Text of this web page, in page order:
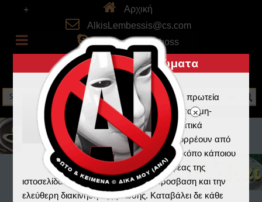
Αρχική
AlkisLembessis@cs.com
skype: alkistheboss
+
Πνευματικά Δικαιώματα
Η Ελλάδα κατέχει τα πρωτεία
στην λογοκλοπή και τον μη-
σεβασμό στα πνευματικά
δικαιώματα που απορρέουν από
την εργασία και τον κόπο κάποιου
άλλου. Ο συγγραφέας της
ιστοσελίδας πιστεύει στην ανοικτή προσβαση και την
ελεύθερη διακίνηση της γνώσης. Καταβάλει δε κάθε